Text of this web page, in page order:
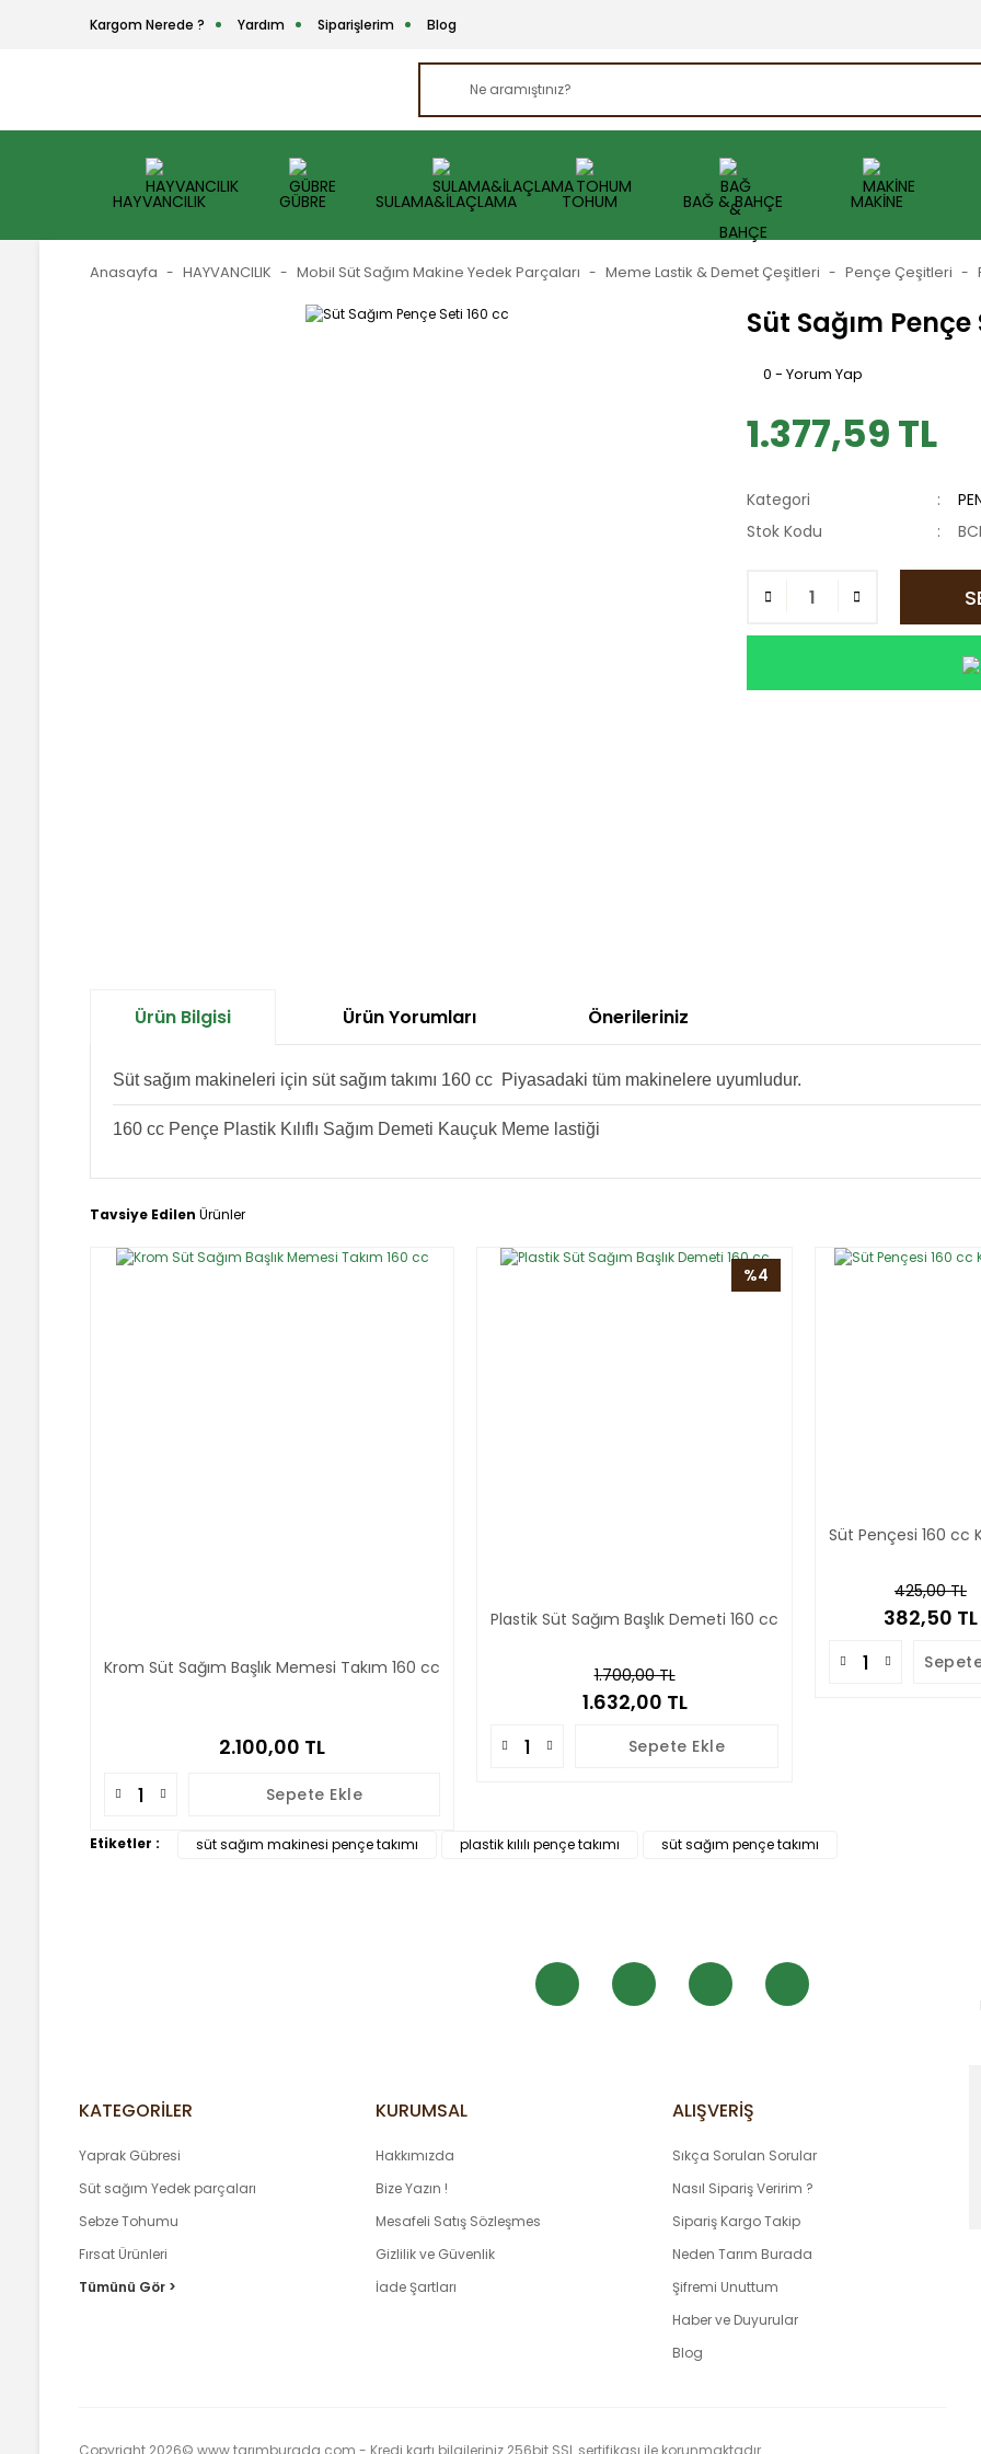
Kargom Nerede ? Yardım Siparişlerim Blog
HAYVANCILIK GÜBRE SULAMA&İLAÇLAMA TOHUM BAĞ & BAHÇE MAKİNE
Anasayfa HAYVANCILIK Mobil Süt Sağım Makine Yedek Parçaları Meme Lastik & Demet Çeşitleri Pençe Çeşitleri
Süt Sağım Pençe
0 - Yorum Yap
1.377,59 TL
Kategori
Stok Kodu
Ürün Bilgisi Ürün Yorumları Önerileriniz
Süt sağım makineleri için süt sağım takımı 160 cc Piyasadaki tüm makinelere uyumludur.
160 cc Pençe Plastik Kılıflı Sağım Demeti Kauçuk Meme lastiği
Bu ürüne ilk yorumu siz yapın!
Bu ürünün fiyat bilgisi, resim, ürün açıklamalarında ve diğer konularda yetersiz gördüğünüz noktaları öneri formunu
Tavsiye Edilen Ürünler
Krom Süt Sağım Başlık Memesi Takım 160 cc
2.100,00 TL
Sepete Ekle
%4
Plastik Süt Sağım Başlık Demeti 160 cc
1.700,00 TL
1.632,00 TL
Sepete Ekle
Süt Pençesi 160 cc
425,00 TL
382,50 TL
Etiketler : süt sağım makinesi pençe takımı plastik kılılı pençe takımı süt sağım pençe takımı
KATEGORİLER
Yaprak Gübresi
Süt sağım Yedek parçaları
Sebze Tohumu
Fırsat Ürünleri
Tümünü Gör >
KURUMSAL
Hakkımızda
Bize Yazın !
Mesafeli Satış Sözleşmes
Gizlilik ve Güvenlik
İade Şartları
ALIŞVERİŞ
Sıkça Sorulan Sorular
Nasıl Sipariş Veririm ?
Sipariş Kargo Takip
Neden Tarım Burada
Şifremi Unuttum
Haber ve Duyurular
Blog
Copyright 2026© www.tarımburada.com - Kredi kartı bilgileriniz 256bit SSL sertifikası ile korunmaktadır.